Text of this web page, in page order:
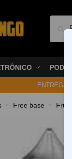
PODS
ENTREGA
» Free base »